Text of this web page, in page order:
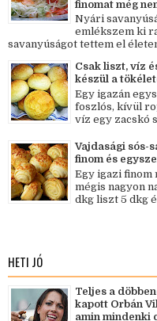
finomat még
Nyári
emlékszem ki
savanyúságot tettem el
Csak liszt, víz
készül a
Egy igazán
foszlós, kívül
víz egy zacskó
Vajdasági sós-
finom és
Egy igazi finom
mégis nagyon
dkg liszt 5 dkg
HETI JÓ
Teljes a
kapott Orbán
amin mindenki